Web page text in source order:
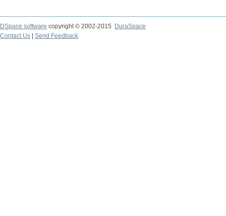
DSpace software copyright © 2002-2015
DuraSpace
Contact Us
Send Feedback